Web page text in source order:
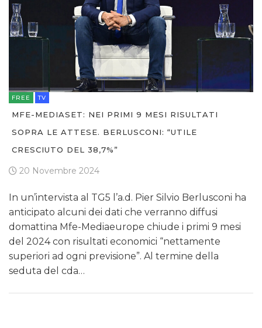
FREE TV
MFE-MEDIASET: NEI PRIMI 9 MESI RISULTATI
SOPRA LE ATTESE. BERLUSCONI: “UTILE
CRESCIUTO DEL 38,7%”
20 Novembre 2024
In un’intervista al TG5 l’a.d. Pier Silvio Berlusconi ha
anticipato alcuni dei dati che verranno diffusi
domattina Mfe-Mediaeurope chiude i primi 9 mesi
del 2024 con risultati economici “nettamente
superiori ad ogni previsione”. Al termine della
seduta del cda…